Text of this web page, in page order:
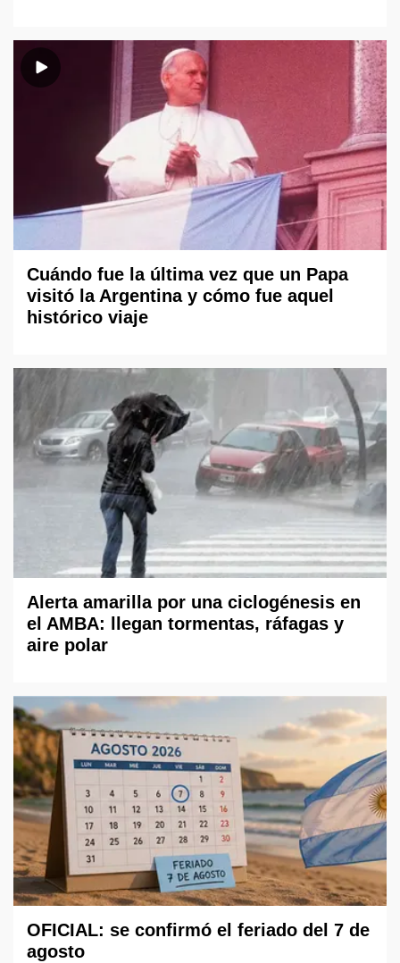
Cuándo fue la última vez que un Papa
visitó la Argentina y cómo fue aquel
histórico viaje
Alerta amarilla por una ciclogénesis en
el AMBA: llegan tormentas, ráfagas y
aire polar
OFICIAL: se confirmó el feriado del 7 de
agosto